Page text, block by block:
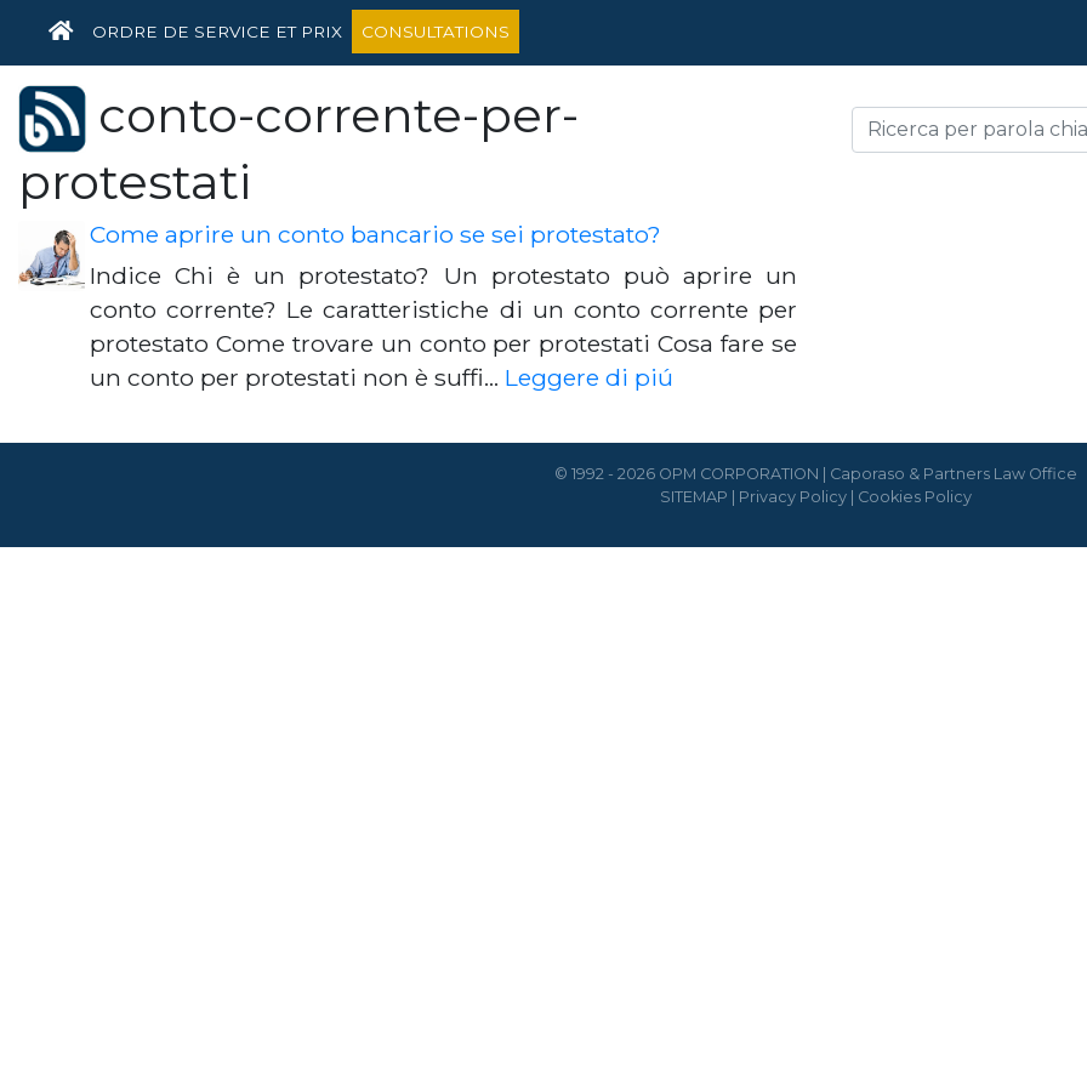
HOME
ORDRE DE SERVICE ET PRIX CONSULTATIONS
conto-corrente-per-
protestati
Come aprire un conto bancario se sei protestato?
Indice Chi è un protestato? Un protestato può aprire un
conto corrente? Le caratteristiche di un conto corrente per
protestato Come trovare un conto per protestati Cosa fare se
un conto per protestati non è suffi… Leggere di piú
© 1992 - 2026 OPM CORPORATION | Caporaso & Partners Law Office
SITEMAP
Privacy Policy| Cookies Policy